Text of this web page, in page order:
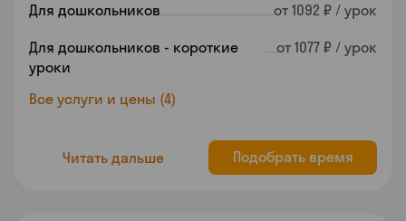
Для дошкольников от 1092 ₽ / урок
Для дошкольников - короткие
уроки
от 1077 ₽ / урок
Все услуги и цены (4)
Читать дальше Подобрать время